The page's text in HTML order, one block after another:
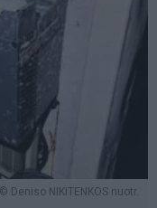
© Deniso NIKITENKOS nuotr.